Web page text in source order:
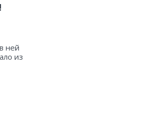
ней
из